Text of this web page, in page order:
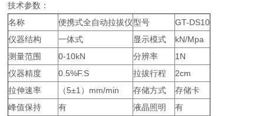
技术参数：
名称
便携式全自动拉拔仪型号
GT-DS10
仪器结构
一体式 显示模式
kN/Mpa
测量范围
0-10kN 分辨率
1N
仪器精度
0.5%F.S 拉拔行程
2cm
拉伸速率
（5±1）mm/min 存储方式
存储卡
峰值保持
有 液晶照明
有